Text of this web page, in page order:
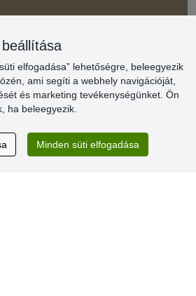
jutalmak nagykereskedelmi
elfogadása” lehetőségre, beleegyezik
ami segíti a webhely navigációját,
és marketing tevékenységünket. Ön
ha beleegyezik.
Minden süti elfogadása